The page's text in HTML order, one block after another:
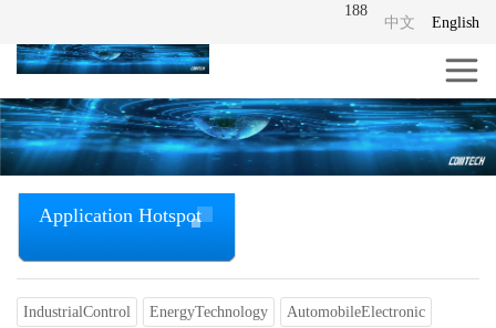
English
中文
188
Application Hotspot
IndustrialControl EnergyTechnology AutomobileElectronic